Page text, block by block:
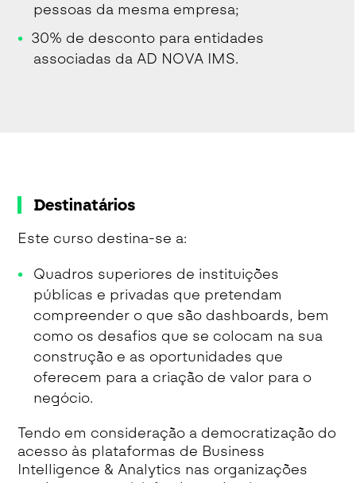
pessoas da mesma empresa;
30% de desconto para entidades
associadas da AD NOVA IMS.
Destinatários
Este curso destina-se a:
Quadros superiores de instituições
públicas e privadas que pretendam
compreender o que são dashboards, bem
como os desafios que se colocam na sua
construção e as oportunidades que
oferecem para a criação de valor para o
negócio.
Tendo em consideração a democratização do
acesso às plataformas de Business
Intelligence & Analytics nas organizações